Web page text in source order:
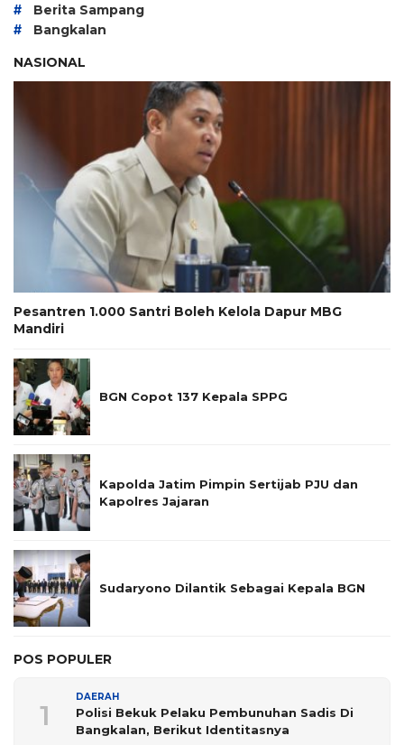
# Berita Sampang
#
Bangkalan
NASIONAL
Pesantren 1.000 Santri Boleh Kelola Dapur MBG
Mandiri
BGN Copot 137 Kepala SPPG
Kapolda Jatim Pimpin Sertijab PJU dan
Kapolres Jajaran
Sudaryono Dilantik Sebagai Kepala BGN
POS POPULER
1
DAERAH
Polisi Bekuk Pelaku Pembunuhan Sadis Di
Bangkalan, Berikut Identitasnya